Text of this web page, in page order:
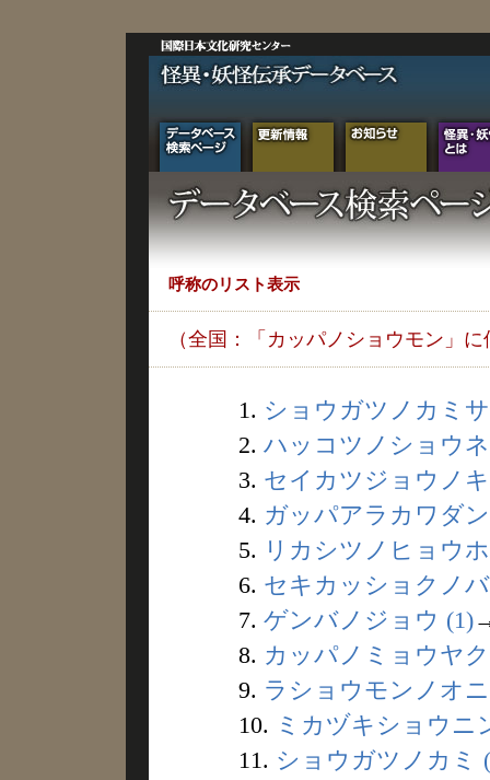
呼称のリスト表示
（全国：「カッパノショウモン」
1. ショウガツノカミ
2. ハッコツノショウ
3. セイカツジョウノ
4. ガッパアラカワダ
5. リカシツノヒョウ
6. セキカッショクノ
7. ゲンバノジョウ (1)
8. カッパノミョウヤ
9. ラショウモンノオ
10. ミカヅキショウニ
11. ショウガツノカミ